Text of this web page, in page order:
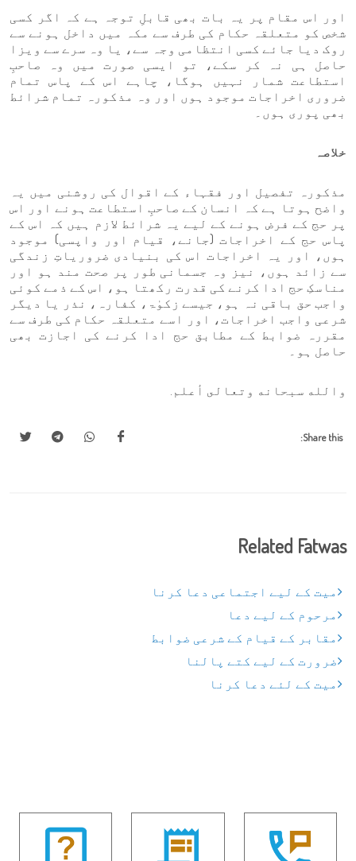
اور اس مقام پر یہ بات بھی قابلِ توجہ ہے کہ اگر کسی
شخص کو متعلقہ حکام کی طرف سے مکہ میں داخل ہونے سے
روک دیا جائے کسی انتظامی وجہ سے، یا وہ سرے سے ویزا
حاصل ہی نہ کر سکے، تو ایسی صورت میں وہ صاحبِ
استطاعت شمار نہیں ہوگا، چاہے اس کے پاس تمام
ضروری اخراجات موجود ہوں اور وہ مذکورہ تمام شرائط
بھی پوری ہوں۔
خلاصہ
مذکورہ تفصیل اور فقہاء کے اقوال کی روشنی میں یہ
واضح ہوتا ہے کہ انسان کے صاحبِ استطاعت ہونے اور اس
پر حج کے فرض ہونے کے لیے یہ شرائط لازم ہیں کہ اس کے
پاس حج کے اخراجات (جانے، قیام اور واپسی) موجود
ہوں، اور یہ اخراجات اس کی بنیادی ضروریاتِ زندگی
سے زائد ہوں، نیز وہ جسمانی طور پر صحت مند ہو اور
مناسکِ حج ادا کرنے کی قدرت رکھتا ہو، اس کے ذمے کوئی
واجب حق باقی نہ ہو، جیسے زکوٰۃ، کفارہ، نذر یا دیگر
شرعی واجب اخراجات، اور اسے متعلقہ حکام کی طرف سے
مقررہ ضوابط کے مطابق حج ادا کرنے کی اجازت بھی
حاصل ہو۔
والله سبحانه وتعالى أعلم.
Share this:
Related Fatwas
میت کے لیے اجتماعی دعا کرنا
مرحوم کے لیے دعا
مقابر کے قیام کے شرعی ضوابط
ضرورت کے لیے کتے پالنا
میت کے لئے دعا کرنا